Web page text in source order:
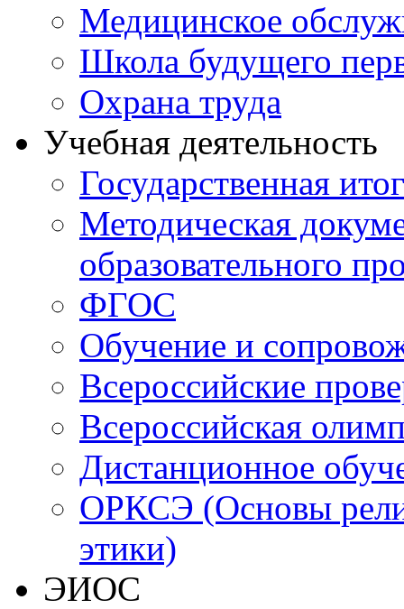
Медицинское
Школа будущего
Охрана труда
Учебная деятельность
Государственная
Методическая
образовательного
ФГОС
Обучение и
Всероссийские
Всероссийская
Дистанционное
ОРКСЭ (Основы
этики)
ЭИОС